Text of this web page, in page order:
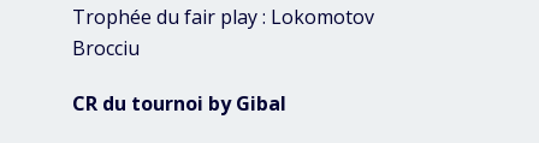
Trophée du fair play : Lokomotov
Brocciu
CR du tournoi by Gibal